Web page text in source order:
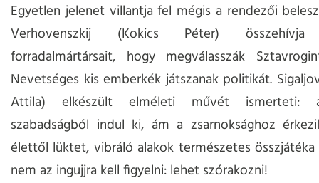
Egyetlen jelenet villantja fel mégis a rendezői
Verhovenszkij (Kokics Péter) összehívja
forradalmártársait, hogy megválasszák
Nevetséges kis emberkék játszanak politikát.
Attila) elkészült elméleti művét ismerteti:
szabadságból indul ki, ám a zsarnoksághoz
élettől lüktet, vibráló alakok természetes összjátéka
nem az ingujjra kell figyelni: lehet szórakozni!